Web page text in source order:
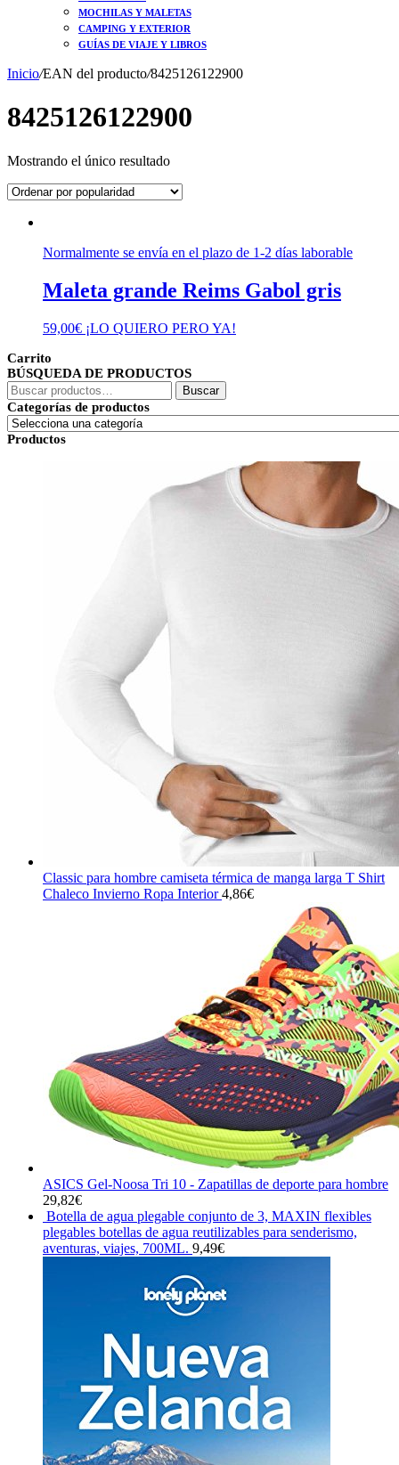
MOCHILAS Y MALETAS
CAMPING Y EXTERIOR
GUÍAS DE VIAJE Y LIBROS
Inicio/EAN del producto/8425126122900
8425126122900
Mostrando el único resultado
Normalmente se envía en el plazo de 1-2 días laborable
Maleta grande Reims Gabol gris
59,00€ ¡LO QUIERO PERO YA!
Carrito
BÚSQUEDA DE PRODUCTOS
Buscar
por:
Buscar
Categorías de productos
Productos
Classic para hombre camiseta térmica de manga larga T Shirt
Chaleco Invierno Ropa Interior 4,86€
ASICS Gel-Noosa Tri 10 - Zapatillas de deporte para hombre
29,82€
Botella de agua plegable conjunto de 3, MAXIN flexibles
plegables botellas de agua reutilizables para senderismo,
aventuras, viajes, 700ML. 9,49€